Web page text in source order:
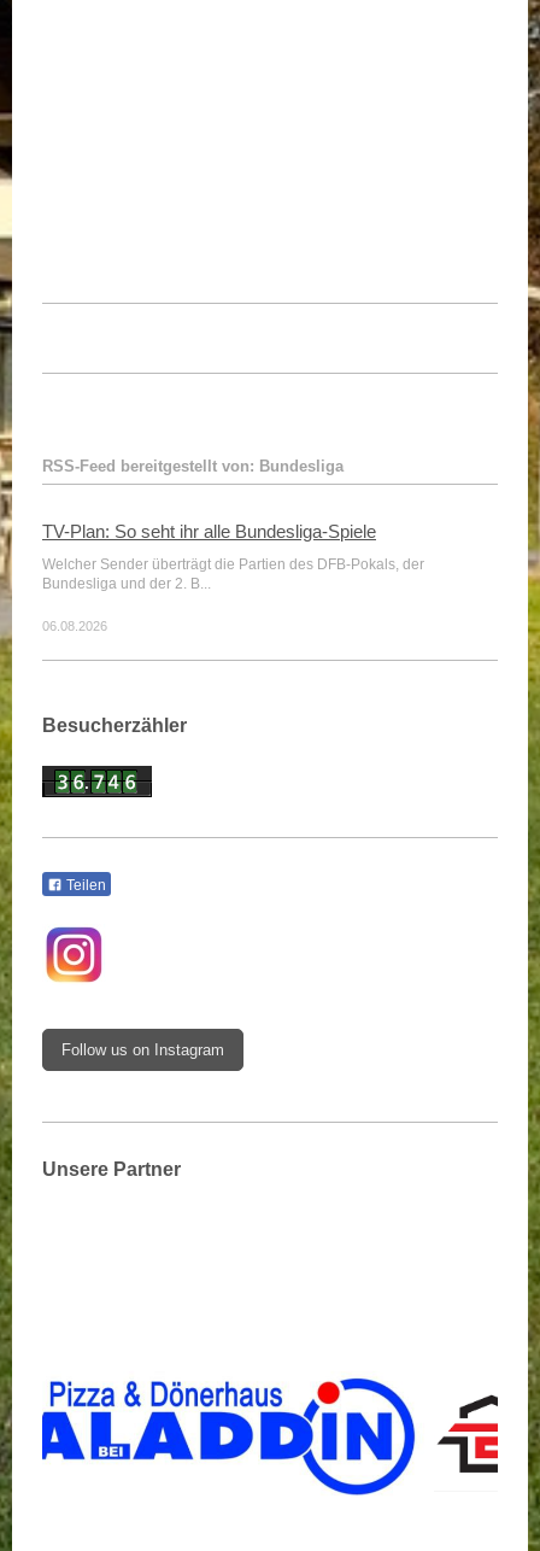
RSS-Feed bereitgestellt von: Bundesliga
TV-Plan: So seht ihr alle Bundesliga-Spiele
Welcher Sender überträgt die Partien des DFB-Pokals, der
Bundesliga und der 2. B...
06.08.2026
Besucherzähler
Teilen
Follow us on Instagram
Unsere Partner